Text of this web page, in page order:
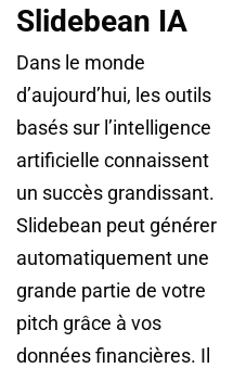
Slidebean IA
Dans le monde
d’aujourd’hui, les outils
basés sur l’intelligence
artificielle connaissent
un succès grandissant.
Slidebean peut générer
automatiquement une
grande partie de votre
pitch grâce à vos
données financières. Il